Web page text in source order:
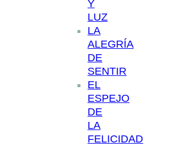
Y
LUZ
LA
ALEGRÍA
DE
SENTIR
EL
ESPEJO
DE
LA
FELICIDAD